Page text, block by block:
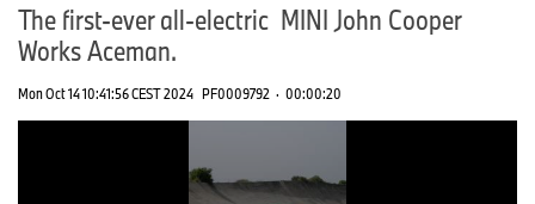
The first-ever all-electric MINI John Cooper
Works Aceman.
Mon Oct 14 10:41:56 CEST 2024 PF0009792 · 00:00:20